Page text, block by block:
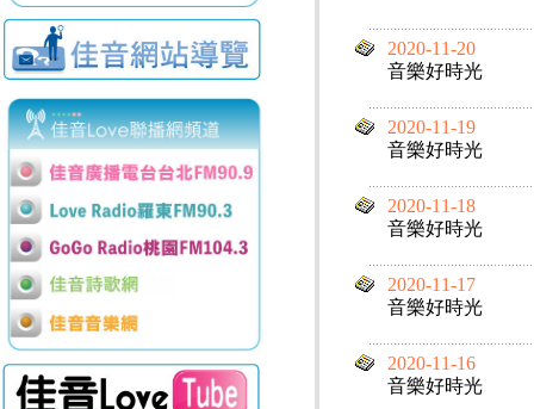
2020-11-20
音樂好時光
2020-11-19
音樂好時光
2020-11-18
音樂好時光
2020-11-17
音樂好時光
2020-11-16
音樂好時光